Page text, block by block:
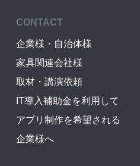
CONTACT
企業様・自治体様
家具関連会社様
取材・講演依頼
IT導入補助金を利用して
アプリ制作を希望される
企業様へ